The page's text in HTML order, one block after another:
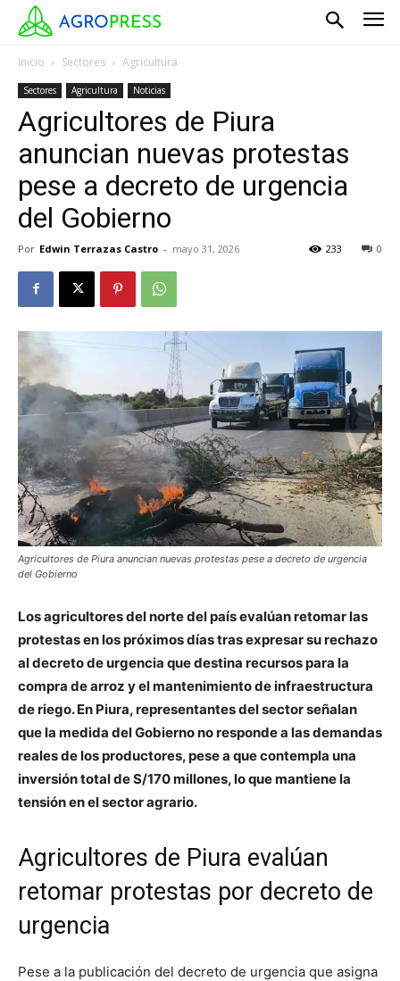
Inicio Sectores Agricultura
Sectores Agricultura Noticias
Agricultores de Piura
anuncian nuevas protestas
pese a decreto de urgencia
del Gobierno
Por Edwin Terrazas Castro - mayo 31, 2026 0
233
Agricultores de Piura anuncian nuevas protestas pese a decreto de urgencia
del Gobierno
Los agricultores del norte del país evalúan retomar las
protestas en los próximos días tras expresar su rechazo
al decreto de urgencia que destina recursos para la
compra de arroz y el mantenimiento de infraestructura
de riego. En Piura, representantes del sector señalan
que la medida del Gobierno no responde a las demandas
reales de los productores, pese a que contempla una
inversión total de S/170 millones, lo que mantiene la
tensión en el sector agrario.
Agricultores de Piura evalúan
retomar protestas por decreto de
urgencia
Pese a la publicación del decreto de urgencia que asigna